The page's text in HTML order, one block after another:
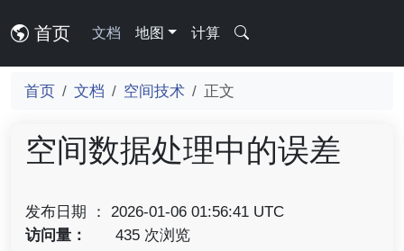
首页 文档 地图 计算
首页 文档 空间技术 正文
空间数据处理中的误差
发布日期 ： 2026-01-06 01:56:41 UTC
访问量：
435 次浏览